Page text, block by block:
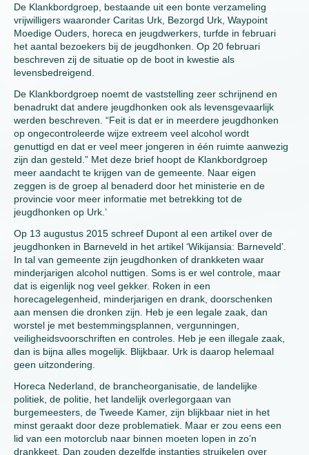
De Klankbordgroep, bestaande uit een bonte verzameling
vrijwilligers waaronder Caritas Urk, Bezorgd Urk, Waypoint
Moedige Ouders, horeca en jeugdwerkers, turfde in februari
het aantal bezoekers bij de jeugdhonken. Op 20 februari
beschreven zij de situatie op de boot in kwestie als
levensbedreigend.
De Klankbordgroep noemt de vaststelling zeer schrijnend en
benadrukt dat andere jeugdhonken ook als levensgevaarlijk
werden beschreven. “Feit is dat er in meerdere jeugdhonken
op ongecontroleerde wijze extreem veel alcohol wordt
genuttigd en dat er veel meer jongeren in één ruimte aanwezig
zijn dan gesteld.” Met deze brief hoopt de Klankbordgroep
meer aandacht te krijgen van de gemeente. Naar eigen
zeggen is de groep al benaderd door het ministerie en de
provincie voor meer informatie met betrekking tot de
jeugdhonken op Urk.’
Op 13 augustus 2015 schreef Dupont al een artikel over de
jeugdhonken in Barneveld in het artikel ‘Wikijansia: Barneveld’.
In tal van gemeente zijn jeugdhonken of drankketen waar
minderjarigen alcohol nuttigen. Soms is er wel controle, maar
dat is eigenlijk nog veel gekker. Roken in een
horecagelegenheid, minderjarigen en drank, doorschenken
aan mensen die dronken zijn. Heb je een legale zaak, dan
worstel je met bestemmingsplannen, vergunningen,
veiligheidsvoorschriften en controles. Heb je een illegale zaak,
dan is bijna alles mogelijk. Blijkbaar. Urk is daarop helemaal
geen uitzondering.
Horeca Nederland, de brancheorganisatie, de landelijke
politiek, de politie, het landelijk overlegorgaan van
burgemeesters, de Tweede Kamer, zijn blijkbaar niet in het
minst geraakt door deze problematiek. Maar er zou eens een
lid van een motorclub naar binnen moeten lopen in zo’n
drankkeet. Dan zouden dezelfde instanties struikelen over